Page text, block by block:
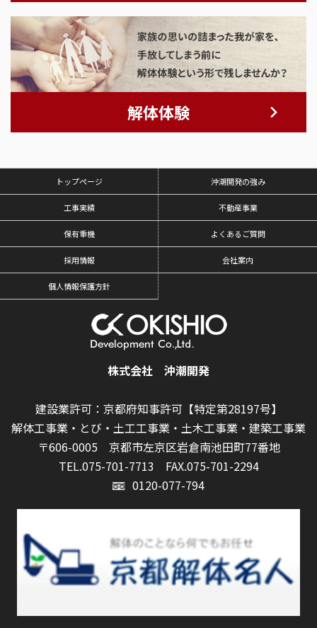
解体体験
トップページ 沖潮開発の強み
工事実績 不動産事業
保有重機 よくあるご質問
採用情報 会社案内
個人情報保護方針
株式会社 沖潮開発
建設業許可：京都府知事許可【特定第28197号】
解体工事業・とび・土工工事業・土木工事業・建築工事業
〒606-0005 京都市左京区岩倉南池田町77番地
TEL.075-701-7713 FAX.075-701-2294
0120-077-794